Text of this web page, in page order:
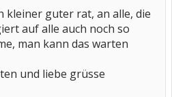
kleiner guter rat, an alle, die
auf alle auch noch so
man kann das warten
und liebe grüsse